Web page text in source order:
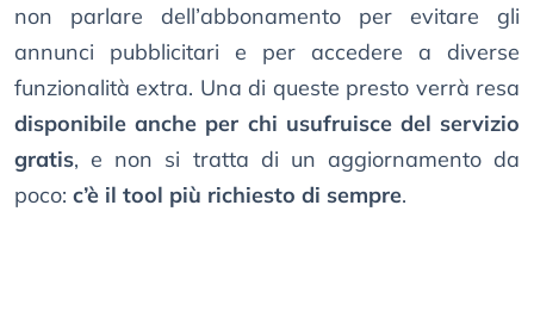
non parlare dell’abbonamento per evitare gli
annunci pubblicitari e per accedere a diverse
funzionalità extra. Una di queste presto verrà resa
disponibile anche per chi usufruisce del servizio
gratis, e non si tratta di un aggiornamento da
poco: c’è il tool più richiesto di sempre.